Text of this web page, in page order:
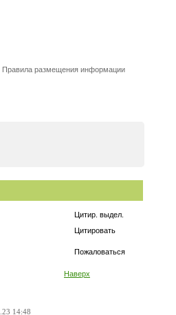
Правила размещения информации
Цитир. выдел.
Цитировать
Пожаловаться
Наверх
14:48